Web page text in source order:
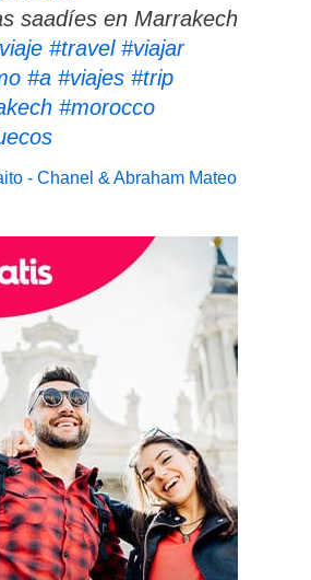
saadíes en Marrakech
#travel #viajar
#a #viajes #trip
#morocco
- Chanel & Abraham Mateo